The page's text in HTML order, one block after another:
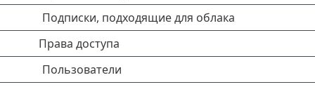
Подписки, подходящие для облака
Права доступа
Пользователи